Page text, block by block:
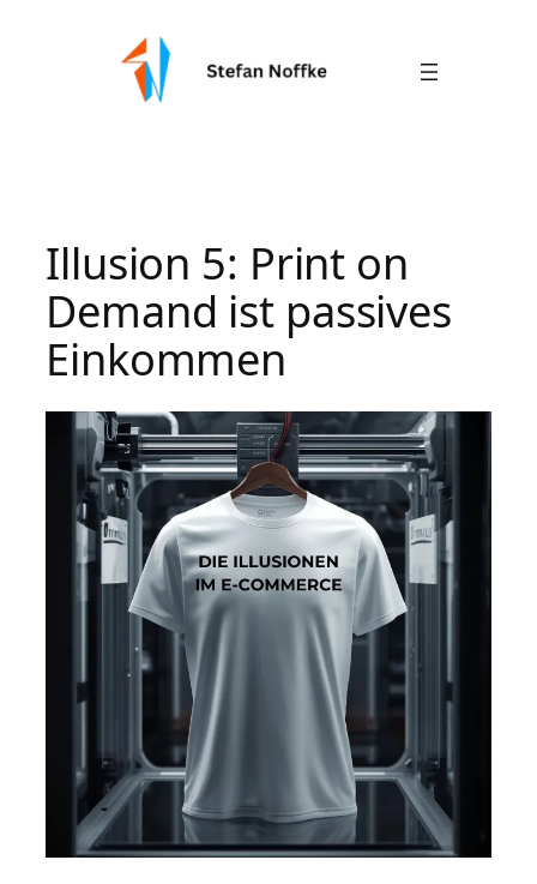
Illusion 5: Print on
Demand ist passives
Einkommen